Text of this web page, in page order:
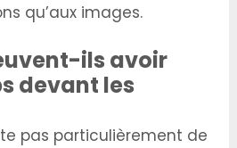
qu’aux images.
ils avoir
devant les
pas particulièrement de